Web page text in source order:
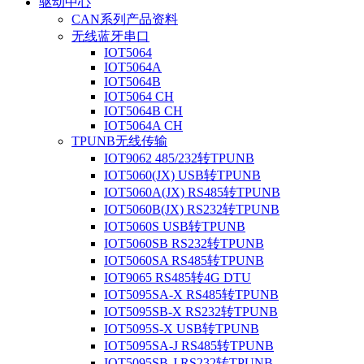
CAN系列产品资料
无线蓝牙串口
IOT5064
IOT5064A
IOT5064B
IOT5064 CH
IOT5064B CH
IOT5064A CH
TPUNB无线传输
IOT9062 485/232转TPUNB
IOT5060(JX) USB转TPUNB
IOT5060A(JX) RS485转TPUNB
IOT5060B(JX) RS232转TPUNB
IOT5060S USB转TPUNB
IOT5060SB RS232转TPUNB
IOT5060SA RS485转TPUNB
IOT9065 RS485转4G DTU
IOT5095SA-X RS485转TPUNB
IOT5095SB-X RS232转TPUNB
IOT5095S-X USB转TPUNB
IOT5095SA-J RS485转TPUNB